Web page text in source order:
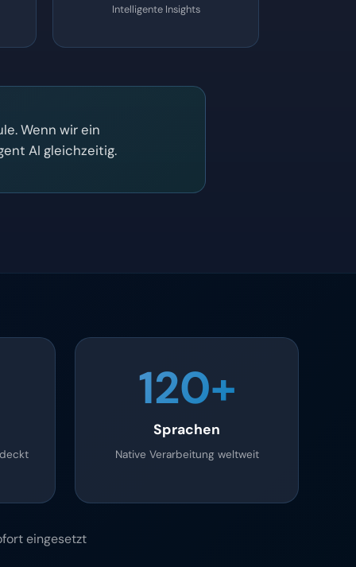
Intelligente Insights
Wenn wir ein
AI gleichzeitig.
120+
Sprachen
Native Verarbeitung weltweit
eingesetzt